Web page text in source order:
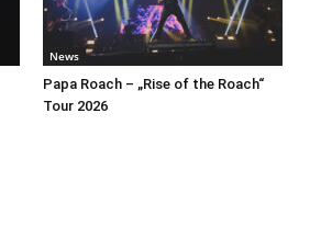
News
Papa Roach – „Rise of the Roach“
Tour 2026